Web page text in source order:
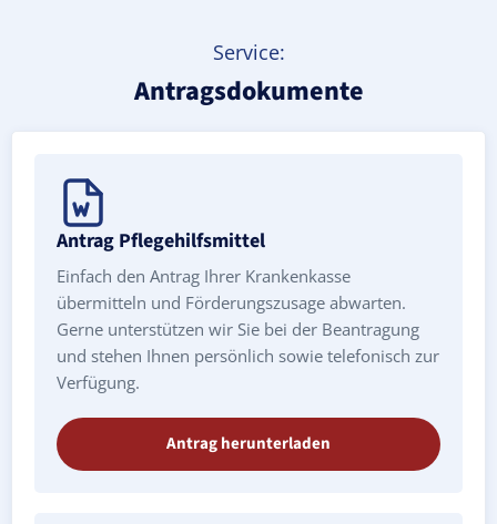
Service:
Antragsdokumente
Antrag Pflegehilfsmittel
Einfach den Antrag Ihrer Krankenkasse
übermitteln und Förderungszusage abwarten.
Gerne unterstützen wir Sie bei der Beantragung
und stehen Ihnen persönlich sowie telefonisch zur
Verfügung.
Antrag herunterladen